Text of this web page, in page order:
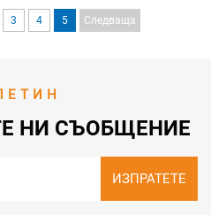
защита от затваряне за
метростанции/гарови
3 4 5 Следваща
НИ СЪОБЩЕНИЕ